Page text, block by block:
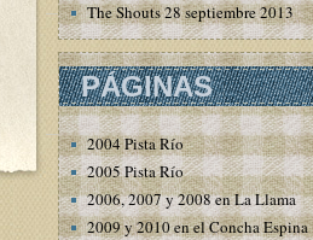
The Shouts 28 septiembre 2013
PÁGINAS
2004 Pista Río
2005 Pista Río
2006, 2007 y 2008 en La Llama
2009 y 2010 en el Concha Espina